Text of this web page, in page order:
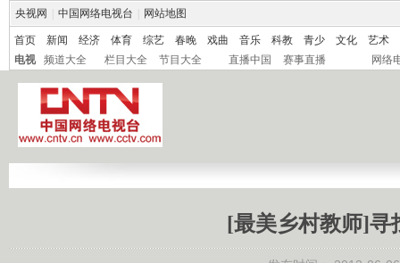
央视网 中国网络电视台 网站地图
首页 新闻 经济 体育 综艺 春晚 戏曲 音乐 科教 青少 文化
艺术
电视
频道大全 栏目大全 节目大全 直播中国 赛事直播 网络
[最美乡村教师]寻